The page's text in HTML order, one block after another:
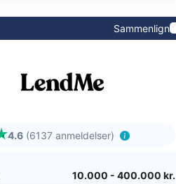
Sammenlign
4.6 (6137 anmeldelser)
10.000 - 400.000 kr.